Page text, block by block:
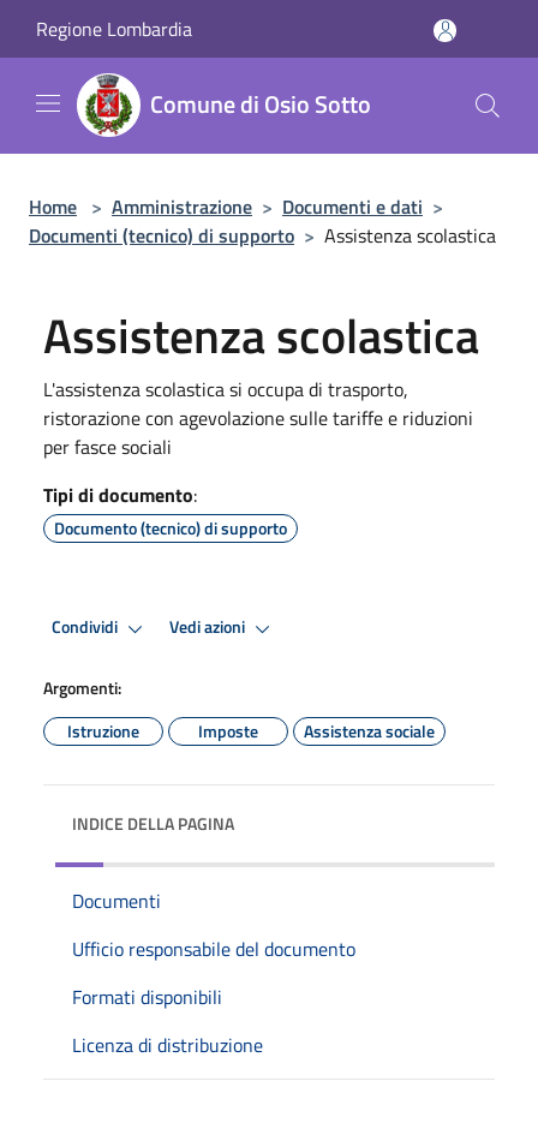
Regione Lombardia
Comune di Osio Sotto
Home > Amministrazione > Documenti e dati >
Documenti (tecnico) di supporto > Assistenza scolastica
Assistenza scolastica
L'assistenza scolastica si occupa di trasporto,
ristorazione con agevolazione sulle tariffe e riduzioni
per fasce sociali
Tipi di documento:
Documento (tecnico) di supporto
Condividi Vedi azioni
Argomenti:
Istruzione
Imposte Assistenza sociale
INDICE DELLA PAGINA
Documenti
Ufficio responsabile del documento
Formati disponibili
Licenza di distribuzione